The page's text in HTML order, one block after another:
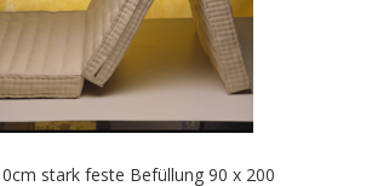
stark feste Befüllung 90 x 200